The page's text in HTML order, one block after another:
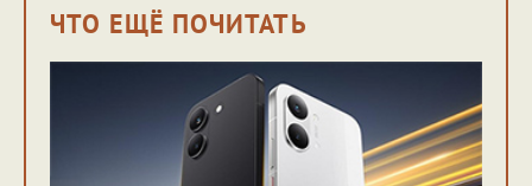
ЧТО ЕЩЁ ПОЧИТАТЬ